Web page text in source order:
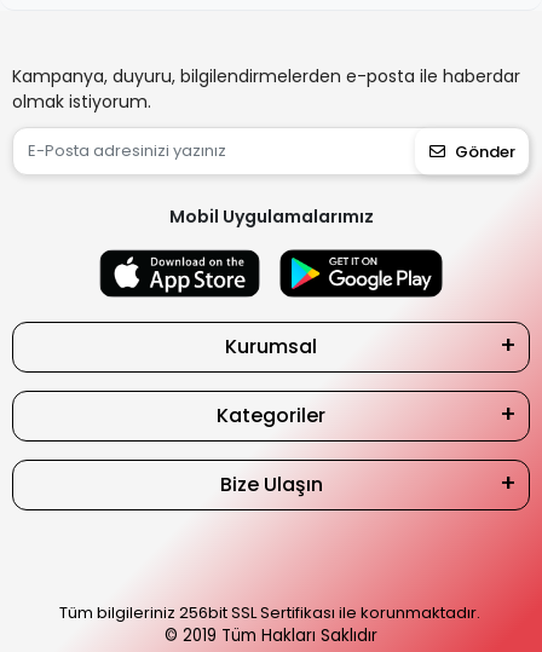
Kampanya, duyuru, bilgilendirmelerden e-posta ile haberdar
olmak istiyorum.
Gönder
Mobil Uygulamalarımız
Kurumsal
Kategoriler
Bize Ulaşın
Tüm bilgileriniz 256bit SSL Sertifikası ile korunmaktadır.
© 2019 Tüm Hakları Saklıdır